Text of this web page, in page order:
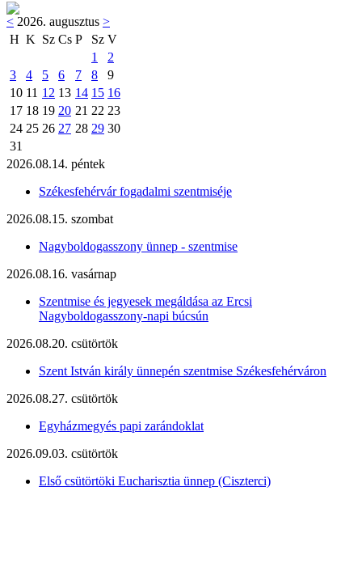
< 2026. augusztus >
H K Sz Cs P Sz V
1
2
3
4 5 6 7 8
9
10 11 12 13 14 15 16
17 18 19 20 21 22 23
24 25 26 27 28 29 30
31
2026.08.14. péntek
Székesfehérvár fogadalmi szentmiséje
2026.08.15. szombat
Nagyboldogasszony ünnep - szentmise
2026.08.16. vasárnap
Szentmise és jegyesek megáldása az Ercsi
Nagyboldogasszony-napi búcsún
2026.08.20. csütörtök
Szent István király ünnepén szentmise Székesfehérváron
2026.08.27. csütörtök
Egyházmegyés papi zarándoklat
2026.09.03. csütörtök
Első csütörtöki Eucharisztia ünnep (Ciszterci)